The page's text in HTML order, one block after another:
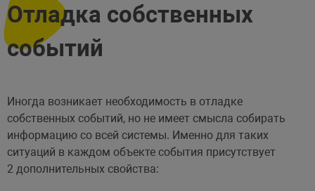
Отладка собственных
событий
Иногда возникает необходимость в отладке
собственных событий, но не имеет смысла собирать
информацию со всей системы. Именно для таких
ситуаций в каждом объекте события присутствует
2 дополнительных свойства: